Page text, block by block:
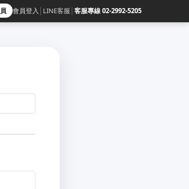
會員登入 LINE客服 客服專線 02-2992-5205